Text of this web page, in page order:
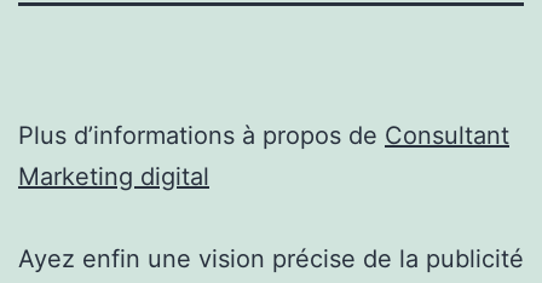
Plus d’informations à propos de Consultant
Marketing digital
Ayez enfin une vision précise de la publicité